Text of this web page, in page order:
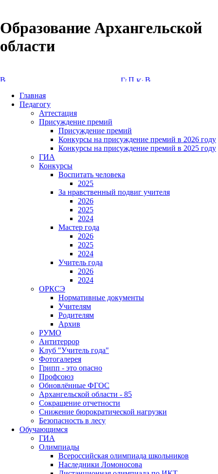
Образование Архангельской
области
Главная
Педагогу
Аттестация
Присуждение премий
Присуждение премий
Конкурсы на присуждение премий в 2026 году
Конкурсы на присуждение премий в 2025 году
ГИА
Конкурсы
Воспитать человека
2025
За нравственный подвиг учителя
2026
2025
2024
Мастер года
2026
2025
2024
Учитель года
2026
2024
ОРКСЭ
Нормативные документы
Учителям
Родителям
Архив
РУМО
Антитеррор
Клуб "Учитель года"
Фотогалерея
Грипп - это опасно
Профсоюз
Обновлённые ФГОС
Архангельской области - 85
Сокращение отчетности
Снижение бюрократической нагрузки
Безопасность в лесу
Обучающимся
ГИА
Олимпиады
Всероссийская олимпиада школьников
Наследники Ломоносова